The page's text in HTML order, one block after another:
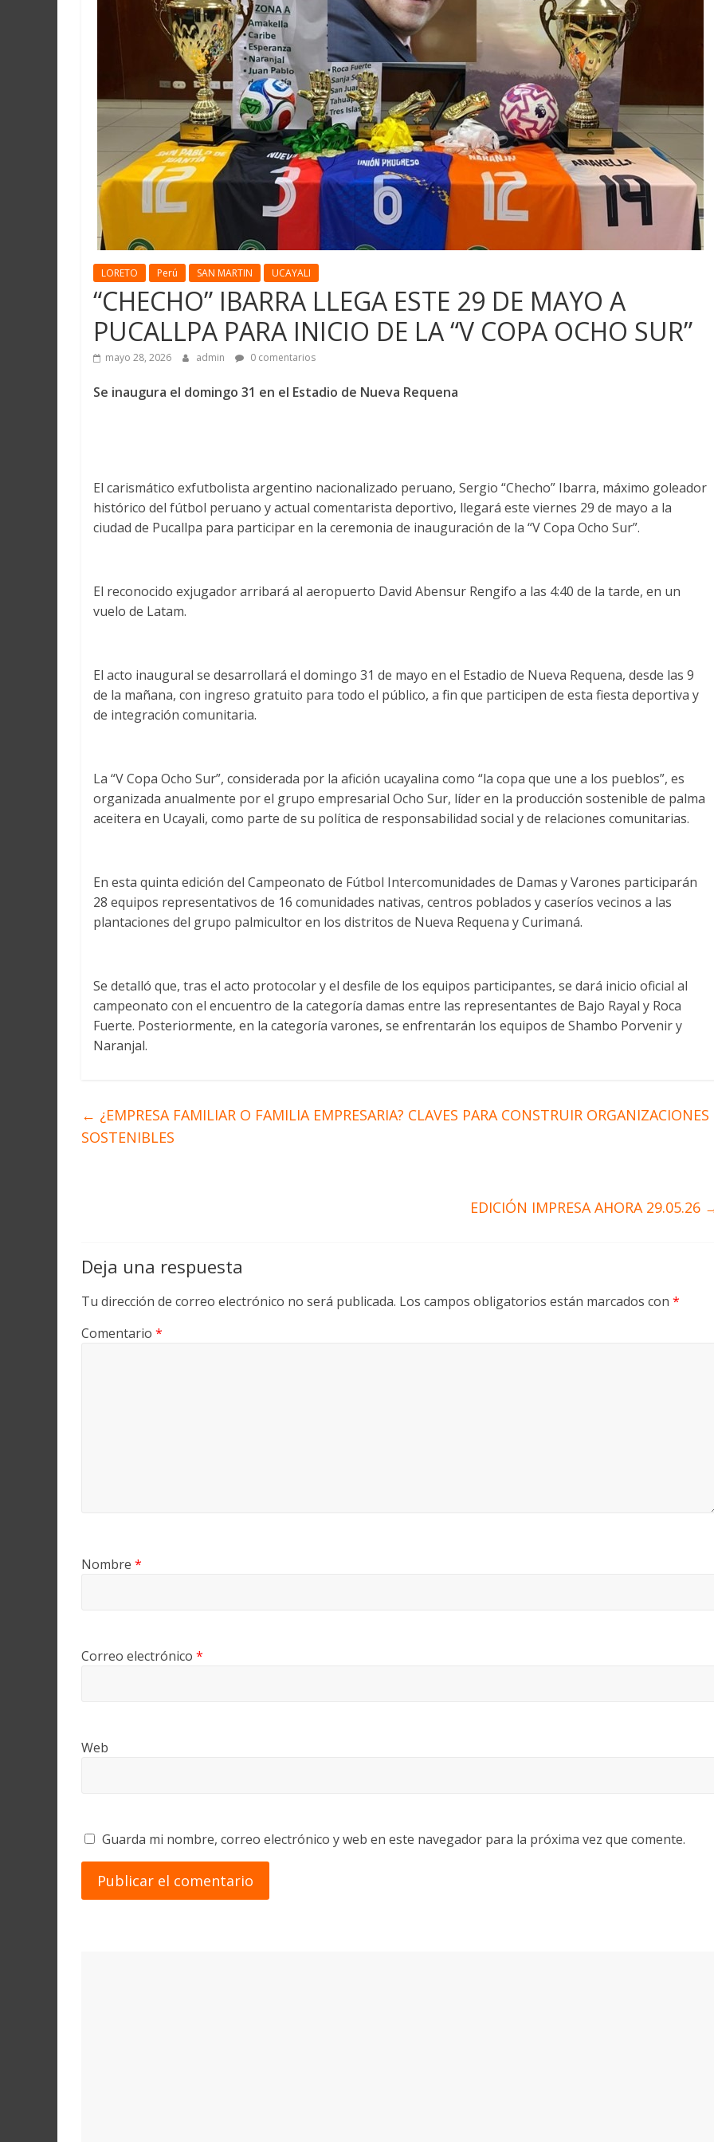
LORETO Perú SAN MARTIN UCAYALI
“CHECHO” IBARRA LLEGA ESTE 29 DE MAYO A
PUCALLPA PARA INICIO DE LA “V COPA OCHO SUR”
mayo 28, 2026 admin 0 comentarios
Se inaugura el domingo 31 en el Estadio de Nueva Requena
El carismático exfutbolista argentino nacionalizado peruano, Sergio “Checho” Ibarra, máximo goleador
histórico del fútbol peruano y actual comentarista deportivo, llegará este viernes 29 de mayo a la
ciudad de Pucallpa para participar en la ceremonia de inauguración de la “V Copa Ocho Sur”.
El reconocido exjugador arribará al aeropuerto David Abensur Rengifo a las 4:40 de la tarde, en un
vuelo de Latam.
El acto inaugural se desarrollará el domingo 31 de mayo en el Estadio de Nueva Requena, desde las 9
de la mañana, con ingreso gratuito para todo el público, a fin que participen de esta fiesta deportiva y
de integración comunitaria.
La “V Copa Ocho Sur”, considerada por la afición ucayalina como “la copa que une a los pueblos”, es
organizada anualmente por el grupo empresarial Ocho Sur, líder en la producción sostenible de palma
aceitera en Ucayali, como parte de su política de responsabilidad social y de relaciones comunitarias.
En esta quinta edición del Campeonato de Fútbol Intercomunidades de Damas y Varones participarán
28 equipos representativos de 16 comunidades nativas, centros poblados y caseríos vecinos a las
plantaciones del grupo palmicultor en los distritos de Nueva Requena y Curimaná.
Se detalló que, tras el acto protocolar y el desfile de los equipos participantes, se dará inicio oficial al
campeonato con el encuentro de la categoría damas entre las representantes de Bajo Rayal y Roca
Fuerte. Posteriormente, en la categoría varones, se enfrentarán los equipos de Shambo Porvenir y
Naranjal.
← ¿EMPRESA FAMILIAR O FAMILIA EMPRESARIA? CLAVES PARA CONSTRUIR ORGANIZACIONES
SOSTENIBLES
EDICIÓN IMPRESA AHORA 29.05.26
Deja una respuesta
Tu dirección de correo electrónico no será publicada. Los campos obligatorios están marcados con *
Comentario *
Nombre *
Correo electrónico *
Web
Guarda mi nombre, correo electrónico y web en este navegador para la próxima vez que comente.